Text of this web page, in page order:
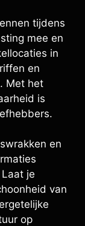
tijdens
mee en
in
en
Met het
is
en
je
van
op